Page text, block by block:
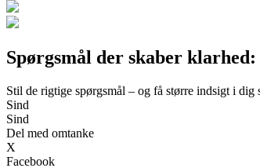
Spørgsmål der skaber
Stil de rigtige spørgsmål – og få større indsigt i dig
Sind
Sind
Del med omtanke
X
Facebook